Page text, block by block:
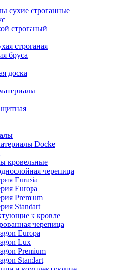
сухие строганные
строганый
строганая
бруса
доска
Docke
кровельные
черепица
Eurasia
Europa
Premium
Standart
к кровле
черепица
Europa
Lux
Premium
Standart